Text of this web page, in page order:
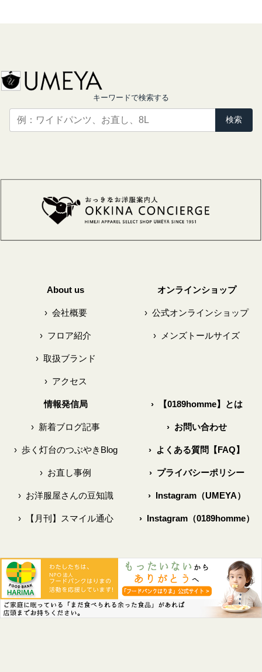
キーワードで検索する
検索
About us
›会社概要
› フロア紹介
›取扱ブランド
›アクセス
オンラインショップ
› 公式オンラインショップ
› メンズトールサイズ
情報発信局
› 新着ブログ記事
›歩く灯台のつぶやきBlog
› お直し事例
›お洋服屋さんの豆知識
›【月刊】スマイル通心
›【0189homme】とは
›お問い合わせ
› よくある質問【FAQ】
›プライバシーポリシー
›Instagram（UMEYA）
›Instagram（0189homme）